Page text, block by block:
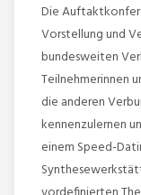
Die
Vorstellung und
bundesweiten
Teilnehmerinnen
die anderen
kennenzulernen
einem Speed-